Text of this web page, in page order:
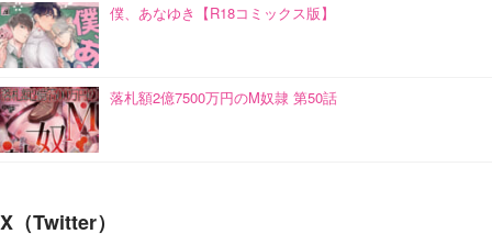
僕、あなゆき【R18コミックス版】
落札額2億7500万円のM奴隷 第50話
X（Twitter）